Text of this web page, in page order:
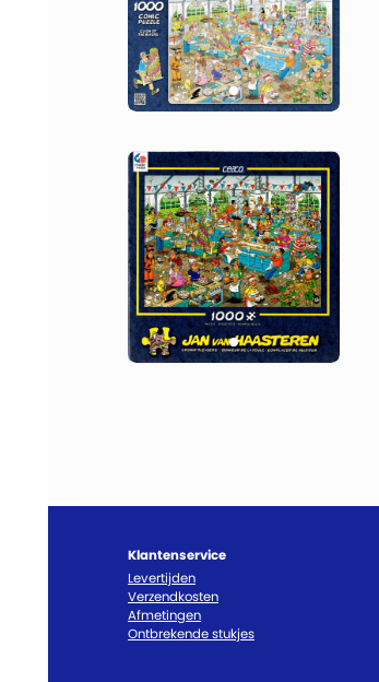
Klantenservice
Levertijden
Verzendkosten
Afmetingen
Ontbrekende stukjes